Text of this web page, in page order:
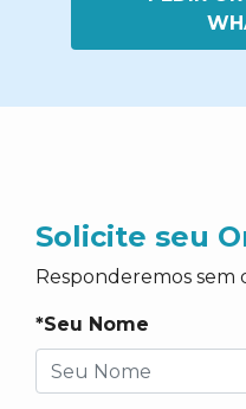
Solicite seu
Responderemos sem
*Seu Nome